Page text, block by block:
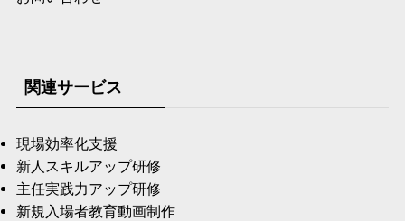
関連サービス
現場効率化支援
新人スキルアップ研修
主任実践力アップ研修
新規入場者教育動画制作